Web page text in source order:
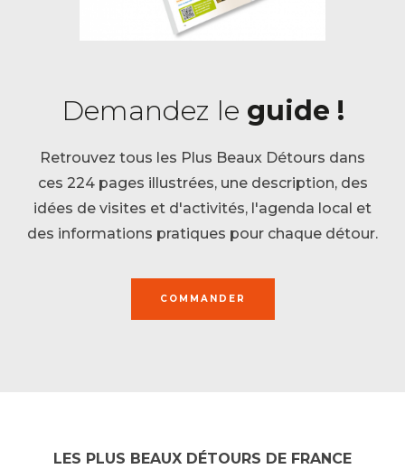
Demandez le guide !
Retrouvez tous les Plus Beaux Détours dans
ces 224 pages illustrées, une description, des
idées de visites et d'activités, l'agenda local et
des informations pratiques pour chaque détour.
COMMANDER
LES PLUS BEAUX DÉTOURS DE FRANCE